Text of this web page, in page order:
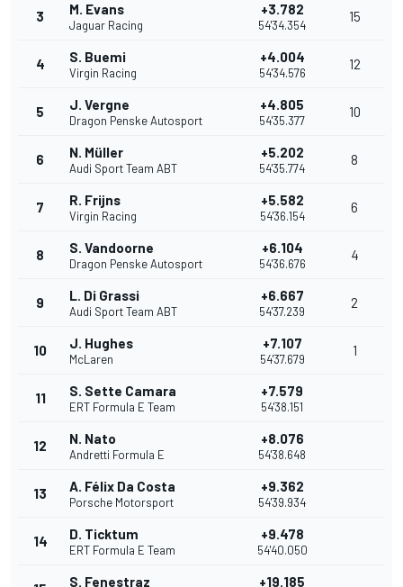
3 M. Evans
Jaguar Racing
+3.782
54'34.354
15
4 S. Buemi
Virgin Racing
+4.004
54'34.576
12
5 J. Vergne
Dragon Penske Autosport
+4.805
54'35.377
10
6 N. Müller
Audi Sport Team ABT
+5.202
54'35.774
8
7 R. Frijns
Virgin Racing
+5.582
54'36.154
6
8 S. Vandoorne
Dragon Penske Autosport
+6.104
54'36.676
4
9 L. Di Grassi
Audi Sport Team ABT
+6.667
54'37.239
2
10 J. Hughes
McLaren
+7.107
54'37.679
1
11 S. Sette Camara
ERT Formula E Team
+7.579
54'38.151
12 N. Nato
Andretti Formula E
+8.076
54'38.648
13 A. Félix Da Costa
Porsche Motorsport
+9.362
54'39.934
14 D. Ticktum
ERT Formula E Team
+9.478
54'40.050
S. Fenestraz +19.185